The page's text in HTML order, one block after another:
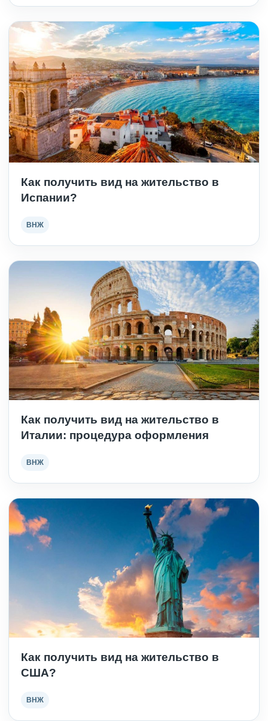
Как получить вид на жительство в
Испании?
ВНЖ
Как получить вид на жительство в
Италии: процедура оформления
ВНЖ
Как получить вид на жительство в
США?
ВНЖ